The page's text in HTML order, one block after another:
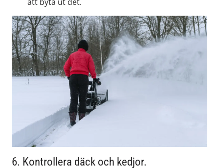
6. Kontrollera däck och kedjor.